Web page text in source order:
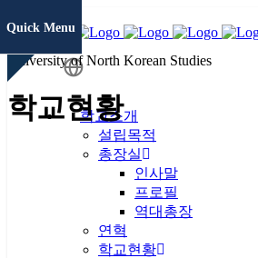
Quick Menu
학생정보
시스템
증명서발급
통일미래 최
고위과정
학교소개
설립목적
총장실
인사말
프로필
역대총장
연혁
학교현황
University of North Korean Studies
학교현황